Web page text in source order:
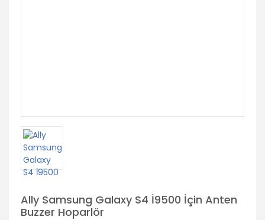
Ally Samsung Galaxy S4 İ9500 İçin Anten
Buzzer Hoparlör